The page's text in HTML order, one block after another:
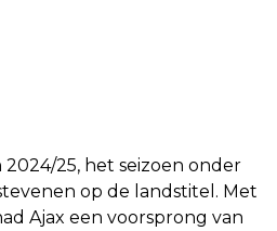
2024/25, het seizoen onder
op de landstitel. Met
Ajax een voorsprong van